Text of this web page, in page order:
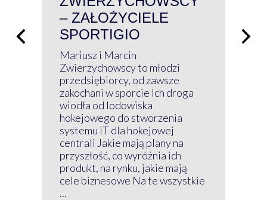
– ZAŁOŻYCIELE
SPORTIGIO
Mariusz i Marcin
Zwierzychowscy to młodzi
przedsiębiorcy, od zawsze
zakochani w sporcie Ich droga
wiodła od lodowiska
hokejowego do stworzenia
systemu IT dla hokejowej
centrali Jakie mają plany na
przyszłość, co wyróżnia ich
produkt, na rynku, jakie mają
cele biznesowe Na te wszystkie
...